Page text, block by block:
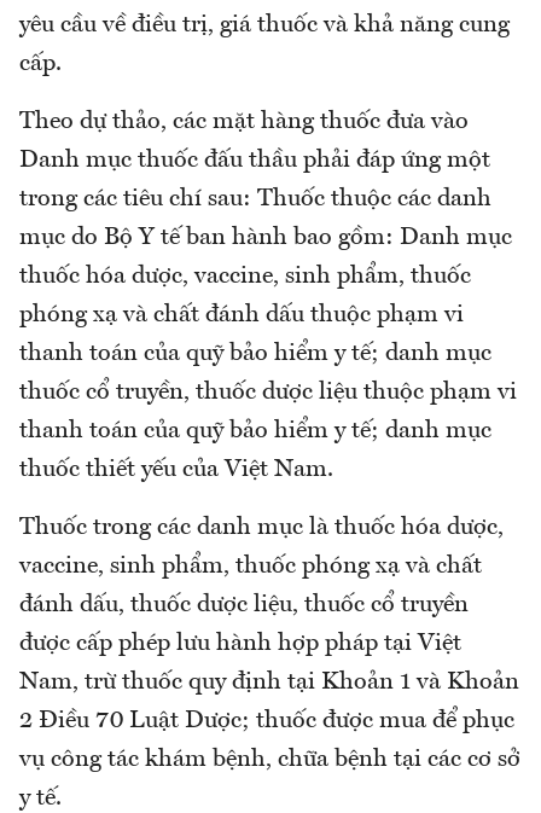
yêu cầu về điều trị, giá thuốc và khả năng cung
cấp.
Theo dự thảo, các mặt hàng thuốc đưa vào
Danh mục thuốc đấu thầu phải đáp ứng một
trong các tiêu chí sau: Thuốc thuộc các danh
mục do Bộ Y tế ban hành bao gồm: Danh mục
thuốc hóa dược, vaccine, sinh phẩm, thuốc
phóng xạ và chất đánh dấu thuộc phạm vi
thanh toán của quỹ bảo hiểm y tế; danh mục
thuốc cổ truyền, thuốc dược liệu thuộc phạm vi
thanh toán của quỹ bảo hiểm y tế; danh mục
thuốc thiết yếu của Việt Nam.
Thuốc trong các danh mục là thuốc hóa dược,
vaccine, sinh phẩm, thuốc phóng xạ và chất
đánh dấu, thuốc dược liệu, thuốc cổ truyền
được cấp phép lưu hành hợp pháp tại Việt
Nam, trừ thuốc quy định tại Khoản 1 và Khoản
2 Điều 70 Luật Dược; thuốc được mua để phục
vụ công tác khám bệnh, chữa bệnh tại các cơ sở
y tế.